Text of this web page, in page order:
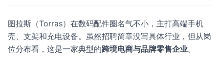
图拉斯（Torras）在数码配件圈名气不小，主打高端手机
壳、支架和充电设备。虽然招聘简章没写具体行业，但从岗
位分布看，这是一家典型的跨境电商与品牌零售企业。